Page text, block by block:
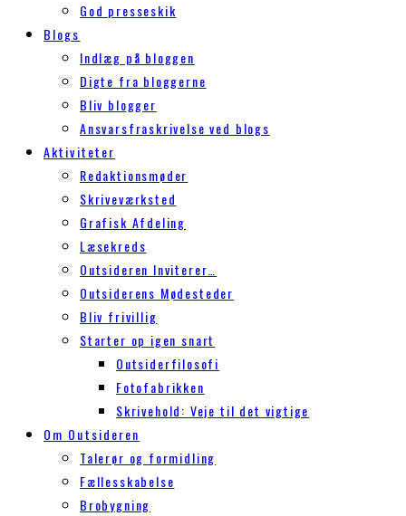
God presseskik
Blogs
Indlæg på bloggen
Digte fra bloggerne
Bliv blogger
Ansvarsfraskrivelse ved blogs
Aktiviteter
Redaktionsmøder
Skriveværksted
Grafisk Afdeling
Læsekreds
Outsideren Inviterer…
Outsiderens Mødesteder
Bliv frivillig
Starter op igen snart
Outsiderfilosofi
Fotofabrikken
Skrivehold: Veje til det vigtige
Om Outsideren
Talerør og formidling
Fællesskabelse
Brobygning